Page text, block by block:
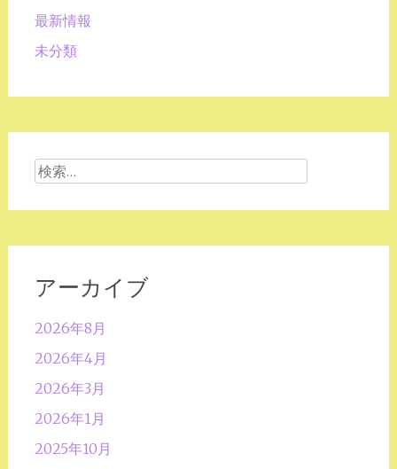
最新情報
未分類
検
アーカイブ
2026年8月
2026年4月
2026年3月
2026年1月
2025年10月